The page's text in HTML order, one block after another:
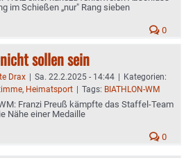
im Schießen „nur" Rang sieben
0
sollen sein
Drax | Sa. 22.2.2025 - 14:44 | Kategorien:
, Heimatsport | Tags: BIATHLON-WM
Franzi Preuß kämpfte das Staffel-Team
Nähe einer Medaille
0